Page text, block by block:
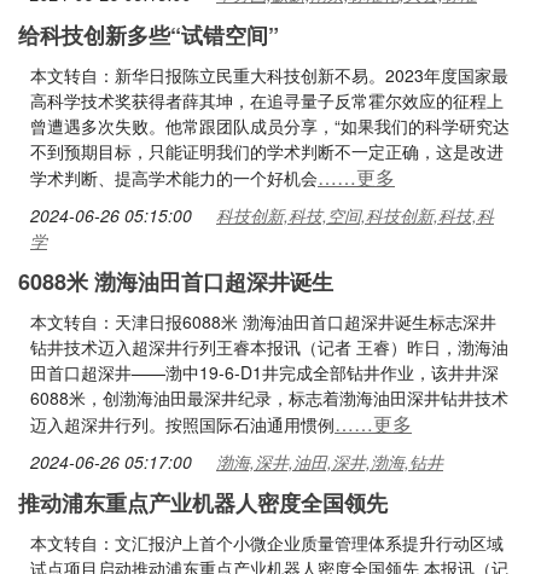
给科技创新多些“试错空间”
本文转自：新华日报陈立民重大科技创新不易。2023年度国家最
高科学技术奖获得者薛其坤，在追寻量子反常霍尔效应的征程上
曾遭遇多次失败。他常跟团队成员分享，“如果我们的科学研究达
不到预期目标，只能证明我们的学术判断不一定正确，这是改进
学术判断、提高学术能力的一个好机会……更多
2024-06-26 05:15:00
科技创新,科技,空间,科技创新,科技,科
学
6088米 渤海油田首口超深井诞生
本文转自：天津日报6088米 渤海油田首口超深井诞生标志深井
钻井技术迈入超深井行列王睿本报讯（记者 王睿）昨日，渤海油
田首口超深井——渤中19-6-D1井完成全部钻井作业，该井井深
6088米，创渤海油田最深井纪录，标志着渤海油田深井钻井技术
迈入超深井行列。按照国际石油通用惯例……更多
2024-06-26 05:17:00 渤海,深井,油田,深井,渤海,钻井
推动浦东重点产业机器人密度全国领先
本文转自：文汇报沪上首个小微企业质量管理体系提升行动区域
试点项目启动推动浦东重点产业机器人密度全国领先 本报讯（记